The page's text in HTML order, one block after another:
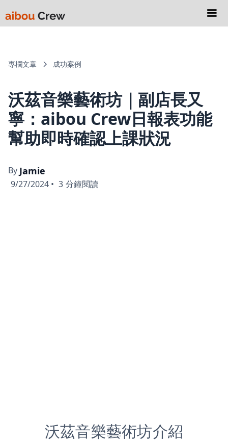
專欄文章 成功案例
沃茲音樂藝術坊｜副店長又
寧：aibou Crew日報表功能
幫助即時確認上課狀況
By Jamie
9/27/2024 • 3 分鐘閱讀
沃茲音樂藝術坊介紹